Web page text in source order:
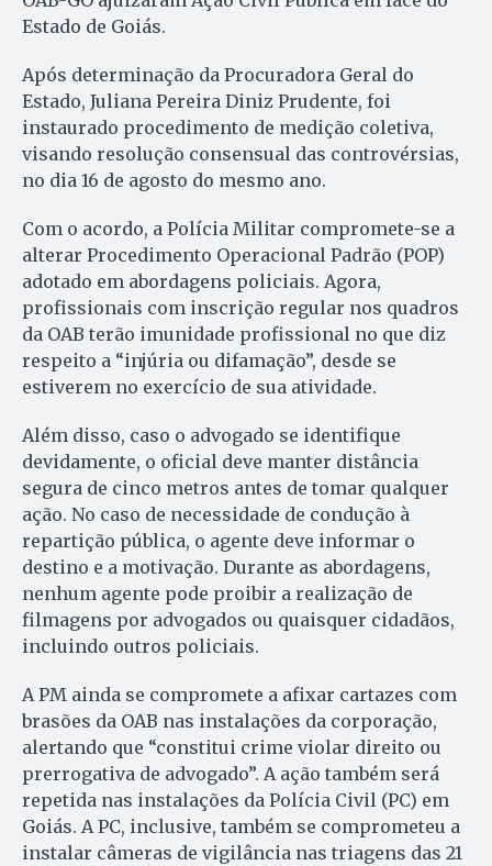
Estado de Goiás.
Após determinação da Procuradora Geral do
Estado, Juliana Pereira Diniz Prudente, foi
instaurado procedimento de medição coletiva,
visando resolução consensual das controvérsias,
no dia 16 de agosto do mesmo ano.
Com o acordo, a Polícia Militar compromete-se a
alterar Procedimento Operacional Padrão (POP)
adotado em abordagens policiais. Agora,
profissionais com inscrição regular nos quadros
da OAB terão imunidade profissional no que diz
respeito a “injúria ou difamação”, desde se
estiverem no exercício de sua atividade.
Além disso, caso o advogado se identifique
devidamente, o oficial deve manter distância
segura de cinco metros antes de tomar qualquer
ação. No caso de necessidade de condução à
repartição pública, o agente deve informar o
destino e a motivação. Durante as abordagens,
nenhum agente pode proibir a realização de
filmagens por advogados ou quaisquer cidadãos,
incluindo outros policiais.
A PM ainda se compromete a afixar cartazes com
brasões da OAB nas instalações da corporação,
alertando que “constitui crime violar direito ou
prerrogativa de advogado”. A ação também será
repetida nas instalações da Polícia Civil (PC) em
Goiás. A PC, inclusive, também se comprometeu a
instalar câmeras de vigilância nas triagens das 21